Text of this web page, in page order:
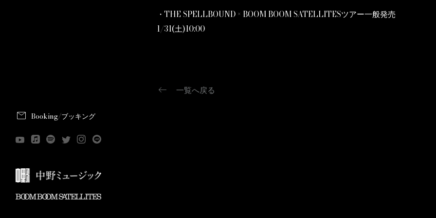
mail Booking/ブッキング
・THE SPELLBOUND × BOOM BOOM SATELLITESツアー一般発売
1/31(土)10:00
keyboard_backspace 一覧へ戻る